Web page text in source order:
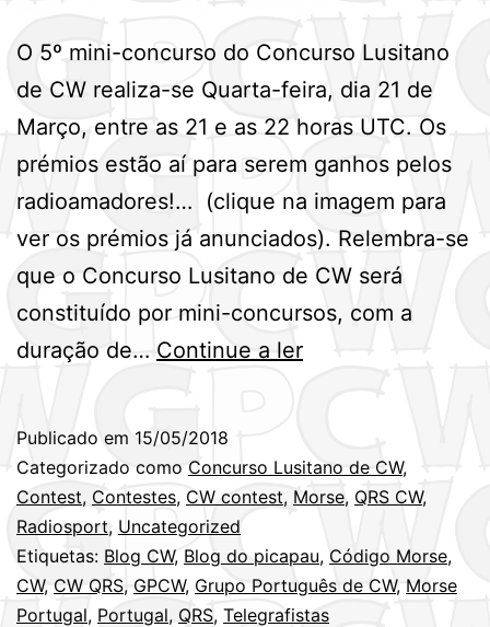
O 5º mini-concurso do Concurso Lusitano
de CW realiza-se Quarta-feira, dia 21 de
Março, entre as 21 e as 22 horas UTC. Os
prémios estão aí para serem ganhos pelos
radioamadores!… (clique na imagem para
ver os prémios já anunciados). Relembra-se
que o Concurso Lusitano de CW será
constituído por mini-concursos, com a
duração de… Continue a ler5º
Lusitano
de
é
Quarta-
Publicado em 15/05/2018
Categorizado como Concurso Lusitano de CW,
Contest, Contestes, CW contest, Morse, QRS CW,
Radiosport, Uncategorized
Etiquetas: Blog CW, Blog do picapau, Código Morse,
CW, CW QRS, GPCW, Grupo Português de CW, Morse
Portugal, Portugal, QRS, Telegrafistas